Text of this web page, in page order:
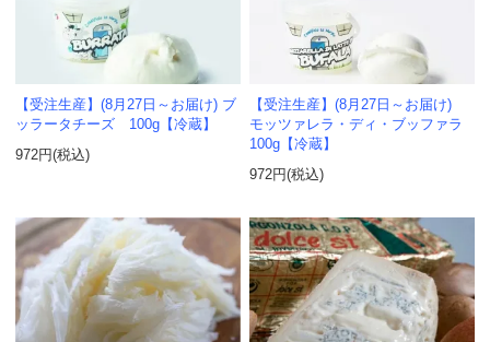
【受注生産】(8月27日～お届け) ブ
ッラータチーズ 100g【冷蔵】
972円(税込)
【受注生産】(8月27日～お届け)
モッツァレラ・ディ・ブッファラ
100g【冷蔵】
972円(税込)